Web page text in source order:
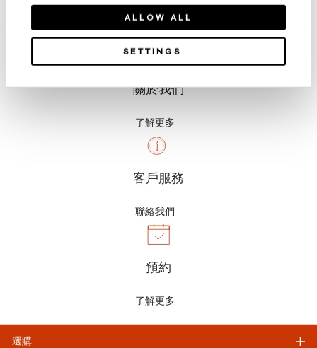
ALLOW ALL
SETTINGS
關於我們
了解更多
客戶服務
聯絡我們
預約
了解更多
選購